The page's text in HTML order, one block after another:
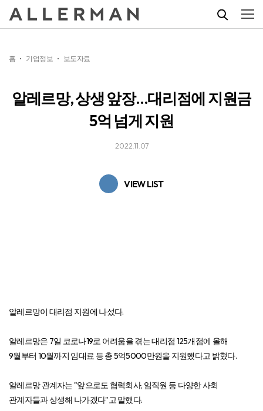
홈 기업정보 보도자료
알레르망, 상생 앞장…대리점에 지원금
5억 넘게 지원
2022.11.07
VIEW LIST
알레르망이 대리점 지원에 나섰다.
알레르망은 7일 코로나19로 어려움을 겪는 대리점 125개점에 올해
9월부터 10월까지 임대료 등 총 5억5000만원을 지원했다고 밝혔다.
알레르망 관계자는 "앞으로도 협력회사, 임직원 등 다양한 사회
관계자들과 상생해 나가겠다"고 말했다.